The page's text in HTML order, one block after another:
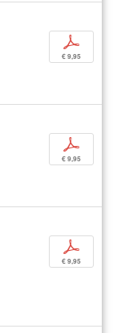
p
€ 9,95
p
€ 9,95
p
€ 9,95